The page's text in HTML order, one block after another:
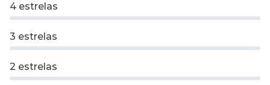
4 estrelas
3 estrelas
2 estrelas